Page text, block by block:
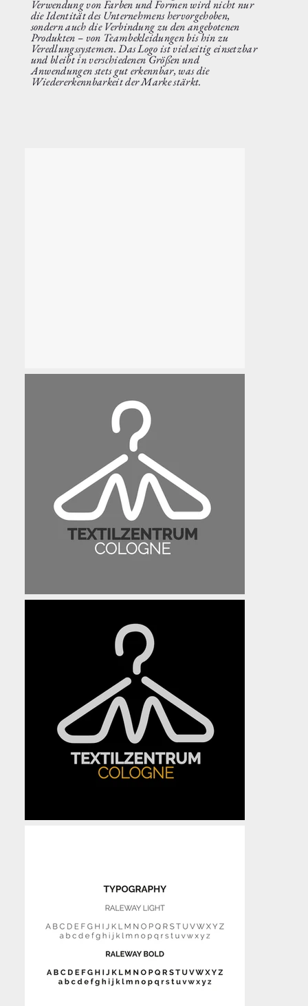
Verwendung von Farben und Formen wird nicht nur
die Identität des Unternehmens hervorgehoben,
sondern auch die Verbindung zu den angebotenen
Produkten – von Teambekleidungen bis hin zu
Veredlungssystemen. Das Logo ist vielseitig einsetzbar
und bleibt in verschiedenen Größen und
Anwendungen stets gut erkennbar, was die
Wiedererkennbarkeit der Marke stärkt.